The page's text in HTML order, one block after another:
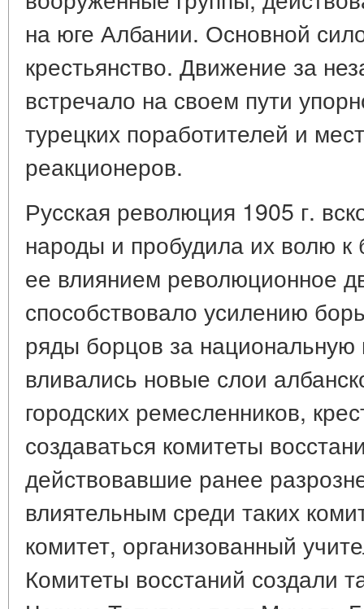
на юге Албании. Основной
крестьянство. Движение за
встречало на своем пути
турецких поработителей и
реакционеров.
Русская революция 1905 г.
народы и пробудила их волю
ее влиянием революционное
способствовало усилению
ряды борцов за
вливались новые слои
городских ремесленников,
создаваться комитеты
действовавшие ранее
влиятельным среди таких
комитет, организованный
Комитеты восстаний создали